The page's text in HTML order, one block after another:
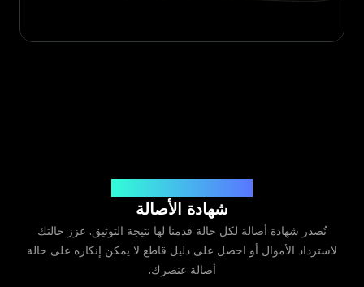
شهادة الأصالة
نُصدر شهادة أصالة لكل حالة قدمنا لها نتيجة التوثيق. عزز حالتك
لاسترداد الأموال أو احصل على دليل قاطع لا يمكن إنكاره على حالة
أصالة عنصرك.